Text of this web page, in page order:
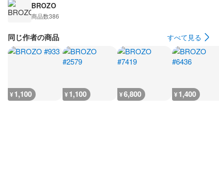
BROZO
商品数386
同じ作者の商品 すべて見る
¥1,100 ¥1,100 ¥6,800 ¥1,400